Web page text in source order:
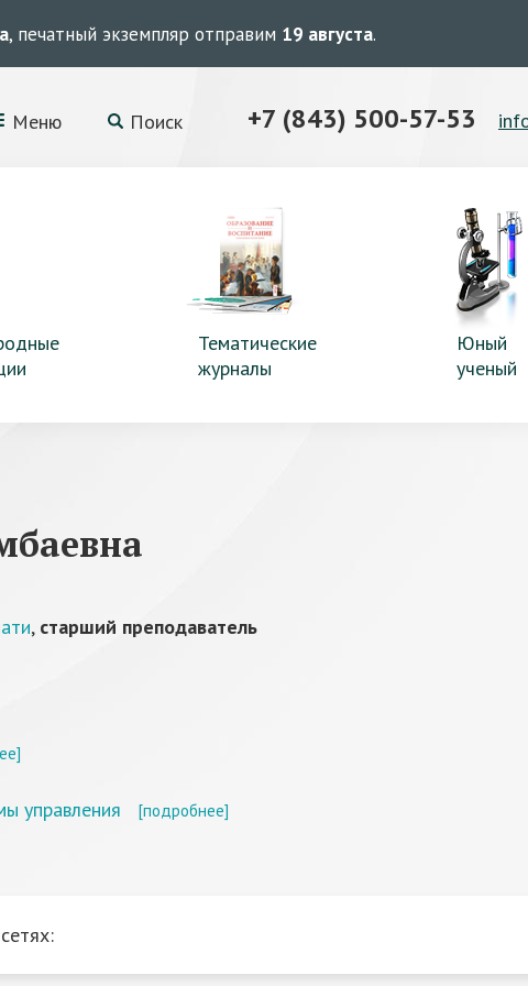
, печатный экземпляр отправим 19 августа.
Меню Поиск +7 (843) 500-57-53
Тематические
журналы
Юный
ученый
, старший преподаватель
управления [подробнее]